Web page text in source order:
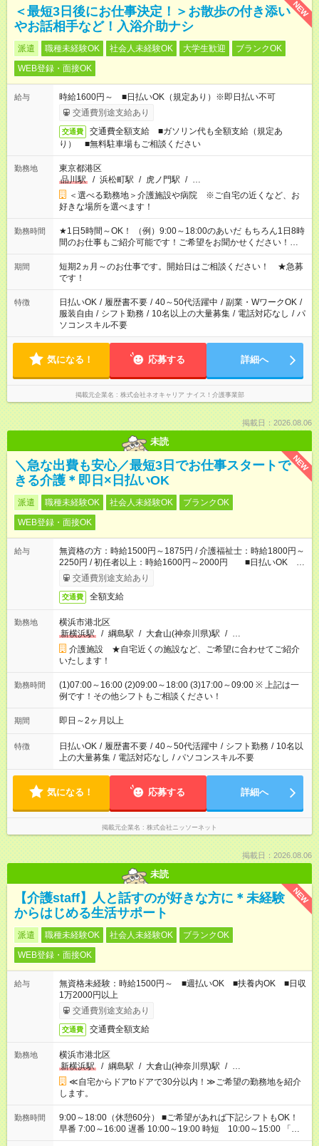
NEW
＜最短3日後にお仕事決定！＞お散歩の付き添い
やお話相手など！入浴介助ナシ
派遣 職種未経験OK 社会人未経験OK 大学生歓迎
ブランクOK
WEB登録・面接OK
給与
時給1600円～ ■日払いOK（規定あり）※即日払い不可
交通費別途支給あり
交通費
交通費全額支給 ■ガソリン代も全額支給（規定あ
り） ■無料駐車場もご相談ください
勤務地
東京都港区
品川駅
/ 浜松町駅 / 虎ノ門駅 / …
＜選べる勤務地＞介護施設や病院 ※ご自宅の近くなど、お
好きな場所を選べます！
勤務時間
★1日5時間～OK！ （例）9:00～18:00のあいだ もちろん1日8時
間のお仕事もご紹介可能です！ご希望をお聞かせください！★家
庭の都合でお休みが必要な場合も遠慮なくご相談ください。 ※
週最低15時間以上の勤務が必要です
期間
短期2ヵ月～のお仕事です。開始日はご相談ください！ ★急募
です！
特徴 日払いOK / 履歴書不要 / 40～50代活躍中 / 副業・WワークOK /
服装自由 / シフト勤務 / 10名以上の大量募集 / 電話対応なし / パ
ソコンスキル不要
気になる！ 応募する 詳細へ
掲載元企業名 株式会社ネオキャリア ナイス！介護事業部
掲載日：2026.08.06
未読
NEW
＼急な出費も安心／最短3日でお仕事スタートで
きる介護＊即日×日払いOK
派遣 職種未経験OK 社会人未経験OK
ブランクOK
WEB登録・面接OK
給与
無資格の方：時給1500円～1875円 / 介護福祉士：時給1800円～
2250円 / 初任者以上：時給1600円～2000円 ■日払いOK ■
日収例：1万2000円（時給1500円×8h）
交通費別途支給あり
交通費 全額支給
勤務地
横浜市港北区
新横浜駅
/ 綱島駅 / 大倉山(神奈川県)駅 / …
介護施設 ★自宅近くの施設など、ご希望に合わせてご紹介
いたします！
勤務時間
(1)07:00～16:00 (2)09:00～18:00 (3)17:00～09:00 ※ 上記は一
例です！その他シフトもご相談ください！
期間 即日～2ヶ月以上
特徴 日払いOK / 履歴書不要 / 40～50代活躍中 / シフト勤務 / 10名以
上の大量募集 / 電話対応なし / パソコンスキル不要
気になる！ 応募する 詳細へ
掲載元企業名 株式会社ニッソーネット
掲載日：2026.08.06
未読
NEW
【介護staff】人と話すのが好きな方に＊未経験
からはじめる生活サポート
派遣 職種未経験OK 社会人未経験OK
ブランクOK
WEB登録・面接OK
給与
無資格未経験：時給1500円～ ■週払いOK ■扶養内OK ■日収
1万2000円以上
交通費別途支給あり
交通費 交通費全額支給
勤務地
横浜市港北区
新横浜駅
/ 綱島駅 / 大倉山(神奈川県)駅 / …
≪自宅からドアtoドアで30分以内！≫ご希望の勤務地を紹介
します。
勤務時間
9:00～18:00（休憩60分） ■ご希望があれば下記シフトもOK！
早番 7:00～16:00 遅番 10:00～19:00 時短 10:00～15:00 「家
族と休みを合わせたい」 「余裕を持って夕飯の準備がしたい」